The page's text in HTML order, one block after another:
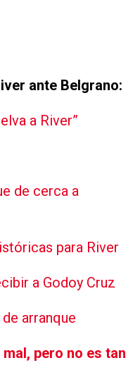
ante Belgrano:
a River”
de cerca a
para River
a Godoy Cruz
arranque
pero no es tan